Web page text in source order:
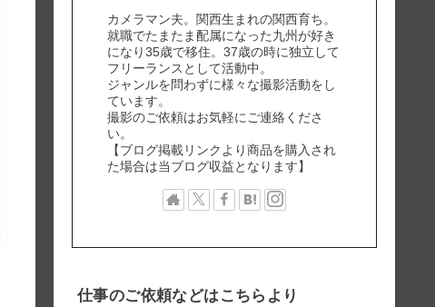
カメラマン夫。関西生まれの関西育ち。
就職でたまたま配属になった九州が好き
になり35歳で移住。37歳の時に独立して
フリーランスとして活動中。
ジャンルを問わずに様々な撮影活動をし
ています。
撮影のご依頼はお気軽にご連絡くださ
い。
【ブログ掲載リンクより商品を購入され
た場合は当ブログ収益となります】
仕事のご依頼などはこちらより